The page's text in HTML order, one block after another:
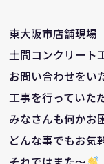
東大阪市店舗現場
土間コンクリート
お問い合わせをい
工事を行っていた
みなさんも何かお
どんな事でもお気